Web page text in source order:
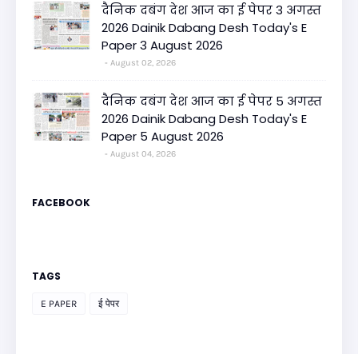
दैनिक दबंग देश आज का ई पेपर 3 अगस्त
2026 Dainik Dabang Desh Today's E
Paper 3 August 2026
August 02, 2026
दैनिक दबंग देश आज का ई पेपर 5 अगस्त
2026 Dainik Dabang Desh Today's E
Paper 5 August 2026
August 04, 2026
FACEBOOK
TAGS
E PAPER ई पेपर